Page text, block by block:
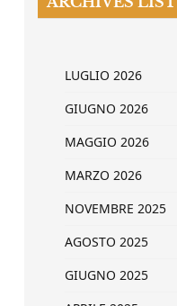
LUGLIO 2026
GIUGNO 2026
MAGGIO 2026
MARZO 2026
NOVEMBRE 2025
AGOSTO 2025
GIUGNO 2025